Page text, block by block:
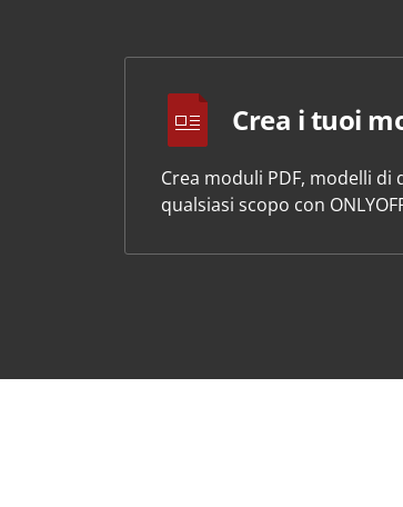
Crea i tuoi
Crea moduli PDF, modelli
qualsiasi scopo con